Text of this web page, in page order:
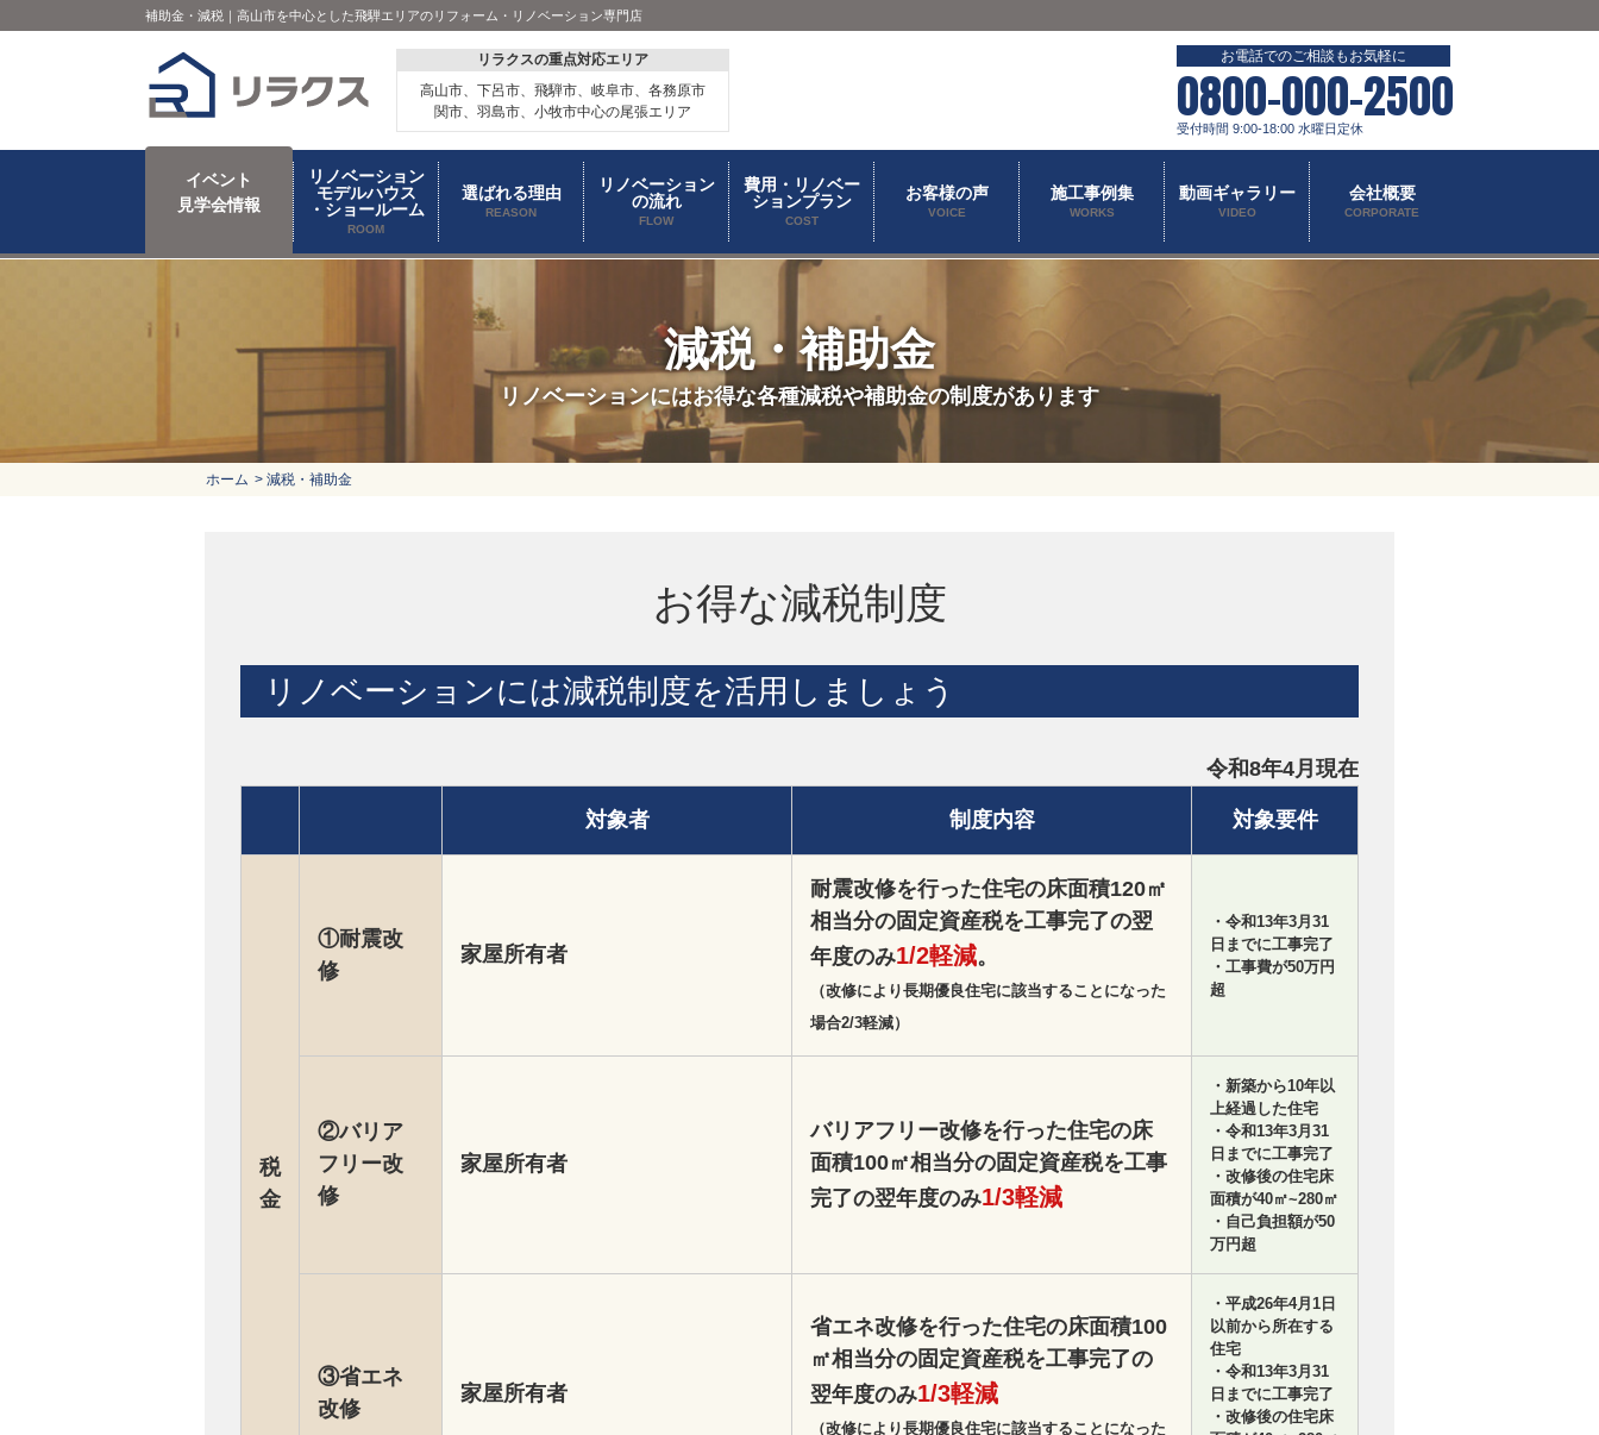
補助金・減税｜高山市を中心とした飛騨エリアのリフォーム・リノベーション専門店
リラクスの重点対応エリア
高山市、下呂市、飛騨市、岐阜市、各務原市
関市、羽島市、小牧市中心の尾張エリア
お電話でのご相談もお気軽に
0800-000-2500
受付時間 9:00-18:00 水曜日定休
イベント
見学会情報
リノベーション
モデルハウス
・ショールーム
ROOM
選ばれる理由
REASON
リノベーション
の流れ
FLOW
費用・リノベー
ションプラン
COST
お客様の声
VOICE
施工事例集
WORKS
動画ギャラリー
VIDEO
会社概要
CORPORATE
減税・補助金
リノベーションにはお得な各種減税や補助金の制度があります
ホーム > 減税・補助金
お得な減税制度
リノベーションには減税制度を活用しましょう
令和8年4月現在
対象者 制度内容 対象要件
税
金
①耐震改
修
家屋所有者
耐震改修を行った住宅の床面積120㎡
相当分の固定資産税を工事完了の翌
年度のみ1/2軽減。
（改修により長期優良住宅に該当することになった
場合2/3軽減）
・令和13年3月31
日までに工事完了
・工事費が50万円
超
②バリア
フリー改
修
家屋所有者
バリアフリー改修を行った住宅の床
面積100㎡相当分の固定資産税を工事
完了の翌年度のみ1/3軽減
・新築から10年以
上経過した住宅
・令和13年3月31
日までに工事完了
・改修後の住宅床
面積が40㎡~280㎡
・自己負担額が50
万円超
③省エネ
改修
家屋所有者
省エネ改修を行った住宅の床面積100
㎡相当分の固定資産税を工事完了の
翌年度のみ1/3軽減
（改修により長期優良住宅に該当することになった
・平成26年4月1日
以前から所在する
住宅
・令和13年3月31
日までに工事完了
・改修後の住宅床